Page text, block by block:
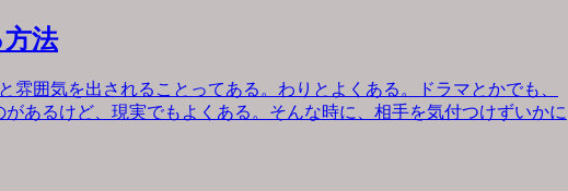
法
囲気を出されることってある。わりとよくある。ドラマとかでも、
あるけど、現実でもよくある。そんな時に、相手を気付つけずいかに